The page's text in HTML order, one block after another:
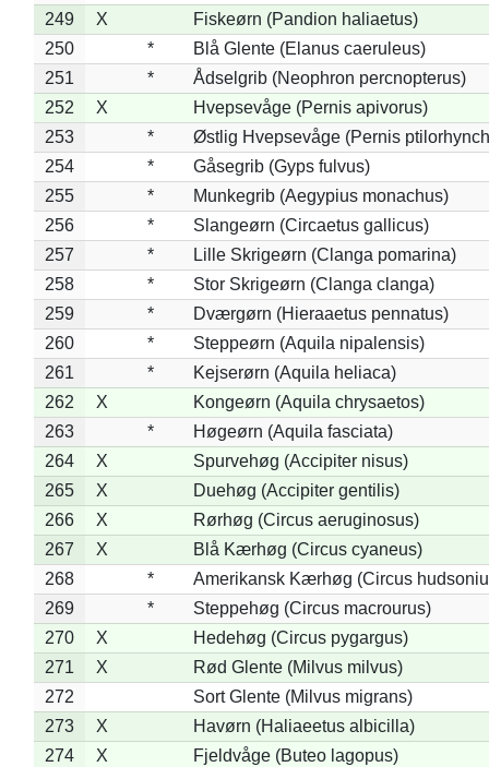
249
X
Fiskeørn (Pandion haliaetus)
250
*
Blå Glente (Elanus caeruleus)
251
*
Ådselgrib (Neophron percnopterus)
252
X
Hvepsevåge (Pernis apivorus)
253
*
Østlig Hvepsevåge (Pernis
254
*
Gåsegrib (Gyps fulvus)
255
*
Munkegrib (Aegypius monachus)
256
*
Slangeørn (Circaetus gallicus)
257
*
Lille Skrigeørn (Clanga pomarina)
258
*
Stor Skrigeørn (Clanga clanga)
259
*
Dværgørn (Hieraaetus pennatus)
260
*
Steppeørn (Aquila nipalensis)
261
*
Kejserørn (Aquila heliaca)
262
X
Kongeørn (Aquila chrysaetos)
263
*
Høgeørn (Aquila fasciata)
264
X
Spurvehøg (Accipiter nisus)
265
X
Duehøg (Accipiter gentilis)
266
X
Rørhøg (Circus aeruginosus)
267
X
Blå Kærhøg (Circus cyaneus)
268
*
Amerikansk Kærhøg (Circus
269
*
Steppehøg (Circus macrourus)
270
X
Hedehøg (Circus pygargus)
271
X
Rød Glente (Milvus milvus)
272
Sort Glente (Milvus migrans)
273
X
Havørn (Haliaeetus albicilla)
274
X
Fjeldvåge (Buteo lagopus)